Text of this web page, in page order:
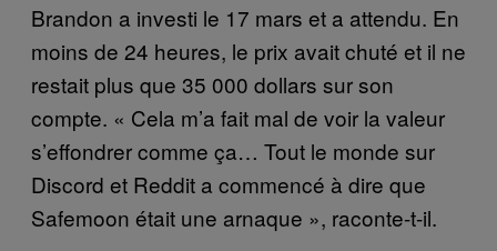
Brandon a investi le 17 mars et a attendu. En
moins de 24 heures, le prix avait chuté et il ne
restait plus que 35 000 dollars sur son
compte. « Cela m’a fait mal de voir la valeur
s’effondrer comme ça… Tout le monde sur
Discord et Reddit a commencé à dire que
Safemoon était une arnaque », raconte-t-il.